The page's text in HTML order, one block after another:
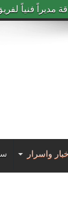
فنياً
أخبار واسرار